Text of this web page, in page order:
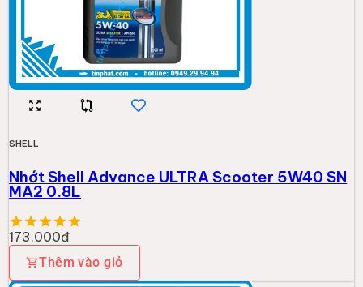
SHELL
Nhớt Shell Advance ULTRA Scooter 5W40 SN
MA2 0.8L
173.000đ
Thêm vào giỏ